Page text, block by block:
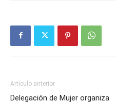
Artículo anterior
Delegación de Mujer organiza